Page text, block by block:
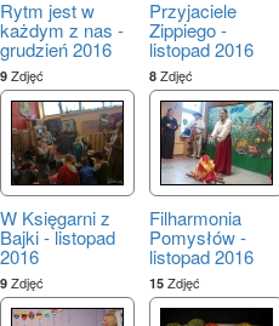
Rytm jest w
każdym z nas -
grudzień 2016
9 Zdjęć
Przyjaciele
Zippiego -
listopad 2016
8 Zdjęć
W Księgarni z
Bajki - listopad
2016
9 Zdjęć
Filharmonia
Pomysłów -
listopad 2016
15 Zdjęć